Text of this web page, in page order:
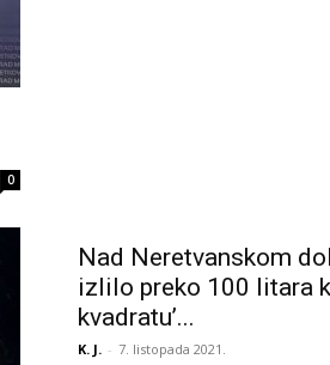
0
Nad Neretvanskom
izlilo preko 100 litara
kvadratu’...
K. J. - 7. listopada 2021.